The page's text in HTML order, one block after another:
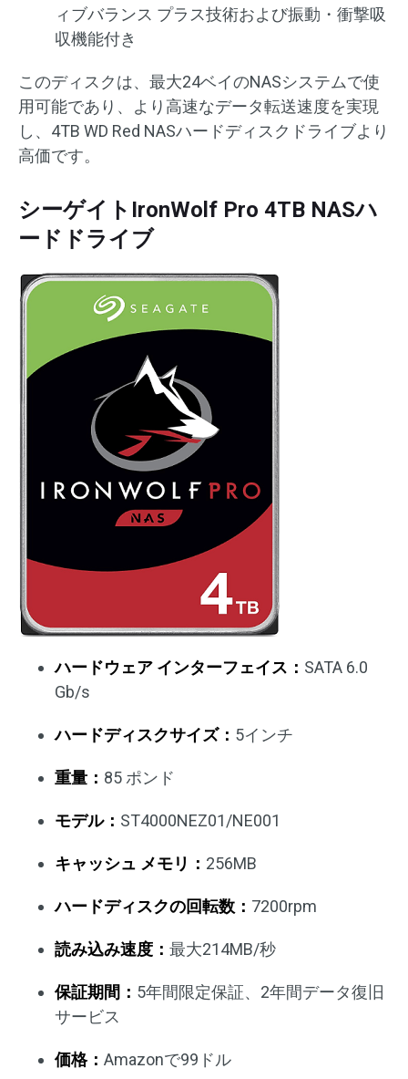
ィブバランス プラス技術および振動・衝撃吸
収機能付き
このディスクは、最大24ベイのNASシステムで使
用可能であり、より高速なデータ転送速度を実現
し、4TB WD Red NASハードディスクドライブより
高価です。
シーゲイトIronWolf Pro 4TB NASハ
ードドライブ
ハードウェア インターフェイス： SATA 6.0
Gb/s
ハードディスクサイズ： 5インチ
重量： 85 ポンド
モデル： ST4000NEZ01/NE001
キャッシュ メモリ： 256MB
ハードディスクの回転数： 7200rpm
読み込み速度： 最大214MB/秒
保証期間： 5年間限定保証、2年間データ復旧
サービス
価格： Amazonで99ドル